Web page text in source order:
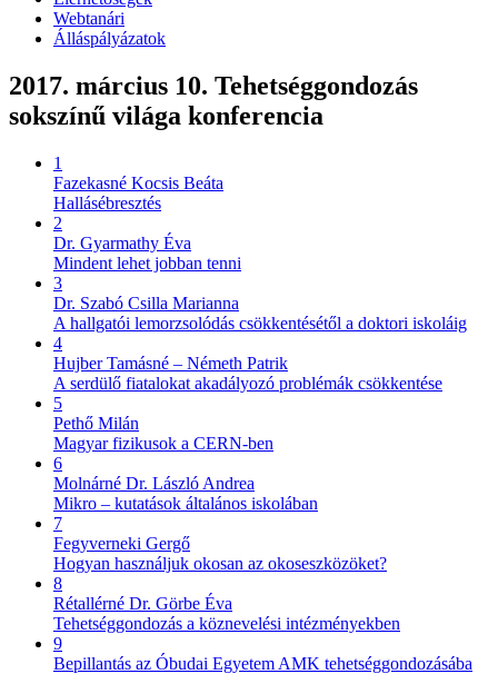
Webtanári
Álláspályázatok
2017. március 10. Tehetséggondozás
sokszínű világa konferencia
1
Fazekasné Kocsis Beáta
Hallásébresztés
2
Dr. Gyarmathy Éva
Mindent lehet jobban tenni
3
Dr. Szabó Csilla Marianna
A hallgatói lemorzsolódás csökkentésétől a doktori iskoláig
4
Hujber Tamásné – Németh Patrik
A serdülő fiatalokat akadályozó problémák csökkentése
5
Pethő Milán
Magyar fizikusok a CERN-ben
6
Molnárné Dr. László Andrea
Mikro – kutatások általános iskolában
7
Fegyverneki Gergő
Hogyan használjuk okosan az okoseszközöket?
8
Rétallérné Dr. Görbe Éva
Tehetséggondozás a köznevelési intézményekben
9
Bepillantás az Óbudai Egyetem AMK tehetséggondozásába